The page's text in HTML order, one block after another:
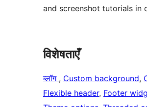
and screenshot tutorials in
विशेषताएँ
ब्लॉग , Custom background,
Flexible header, Footer